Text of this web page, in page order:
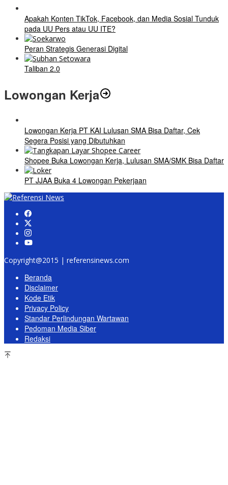
Apakah Konten TikTok, Facebook, dan Media Sosial Tunduk
pada UU Pers atau UU ITE?
Peran Strategis Generasi Digital
Taliban 2.0
Lowongan Kerja
Lowongan Kerja PT KAI Lulusan SMA Bisa Daftar, Cek
Segera Posisi yang Dibutuhkan
Shopee Buka Lowongan Kerja, Lulusan SMA/SMK Bisa Daftar
PT JJAA Buka 4 Lowongan Pekerjaan
Copyright@2015 | referensinews.com
Beranda
Disclaimer
Kode Etik
Privacy Policy
Standar Perlindungan Wartawan
Pedoman Media Siber
Redaksi